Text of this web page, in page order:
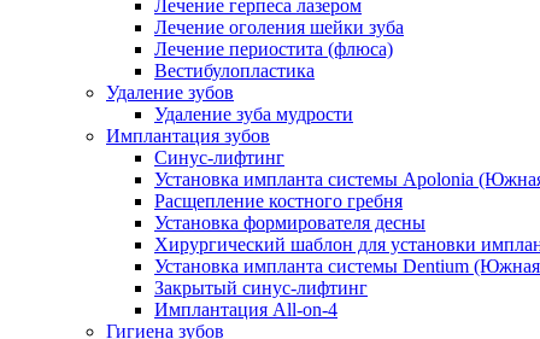
Лечение герпеса лазером
Лечение оголения шейки зуба
Лечение периостита (флюса)
Вестибулопластика
Удаление зубов
Удаление зуба мудрости
Имплантация зубов
Синус-лифтинг
Установка импланта системы Apolonia
Расщепление костного гребня
Установка формирователя десны
Хирургический шаблон для установки
Установка импланта системы Dentium
Закрытый синус-лифтинг
Имплантация All-on-4
Гигиена зубов